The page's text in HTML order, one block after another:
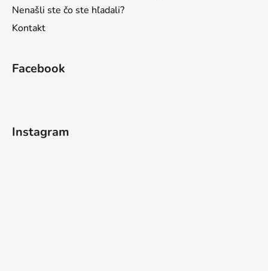
Nenašli ste čo ste hľadali?
Kontakt
Facebook
Instagram